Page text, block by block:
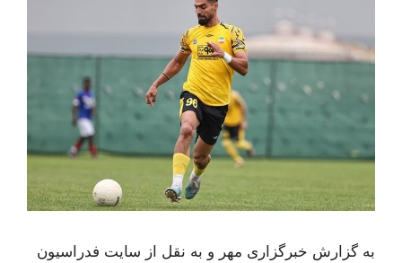
به گزارش خبرگزاری مهر و به نقل از سایت فدراسیون